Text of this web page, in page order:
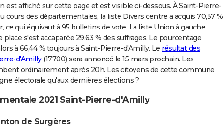
est affiché sur cette page et est visible ci-dessous. À Saint-Pierre-
cours des départementales, la liste Divers centre a acquis 70,37 %
ce qui équivaut à 95 bulletins de vote. La liste Union à gauche
s'est accaparée 29,63 % des suffrages. Le pourcentage
à 66,44 % toujours à Saint-Pierre-d'Amilly. Le résultat des
d'Amilly(17700) sera annoncé le 15 mars prochain. Les
ordinairement après 20h. Les citoyens de cette commune
électorale qu'aux dernières élections ?
2021 Saint-Pierre-d'Amilly
de Surgères